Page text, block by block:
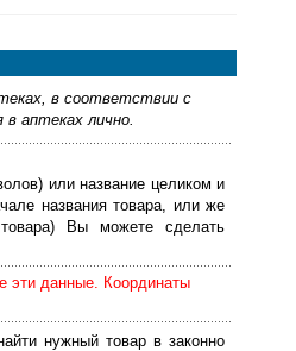
в соответствии с
аптеках лично.
или название целиком и
названия товара, или же
Вы можете сделать
эти данные. Координаты
нужный товар в законно